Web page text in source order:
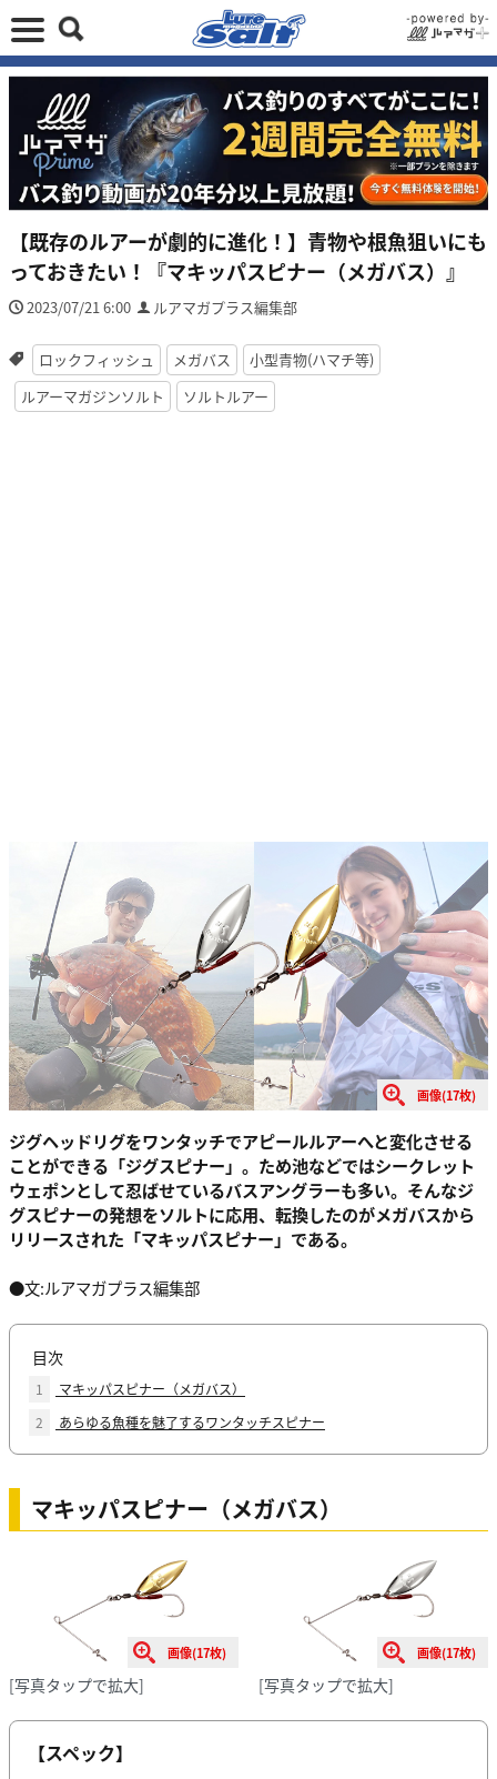
【既存のルアーが劇的に進化！】青物や根魚狙いにも
っておきたい！『マキッパスピナー（メガバス）』
2023/07/21 6:00 ルアマガプラス編集部
ロックフィッシュ メガバス
小型青物(ハマチ等)
ルアーマガジンソルト
ソルトルアー
画像(17枚)
ジグヘッドリグをワンタッチでアピールルアーへと変化させる
ことができる「ジグスピナー」。ため池などではシークレット
ウェポンとして忍ばせているバスアングラーも多い。そんなジ
グスピナーの発想をソルトに応用、転換したのがメガバスから
リリースされた「マキッパスピナー」である。
●文:ルアマガプラス編集部
目次
1
マキッパスピナー（メガバス）
2
あらゆる魚種を魅了するワンタッチスピナー
マキッパスピナー（メガバス）
画像(17枚)
[写真タップで拡大]
画像(17枚)
[写真タップで拡大]
【スペック】